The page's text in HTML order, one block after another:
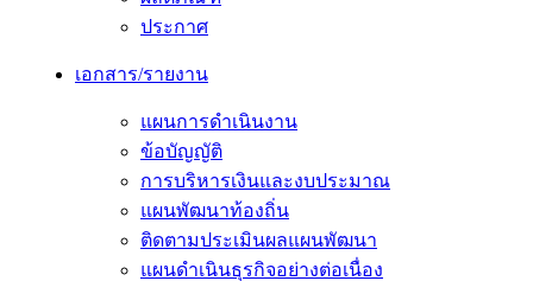
ประกาศ
เอกสาร/รายงาน
แผนการดำเนินงาน
ข้อบัญญัติ
การบริหารเงินและงบประมาณ
แผนพัฒนาท้องถิ่น
ติดตามประเมินผลแผนพัฒนา
แผนดำเนินธุรกิจอย่างต่อเนื่อง